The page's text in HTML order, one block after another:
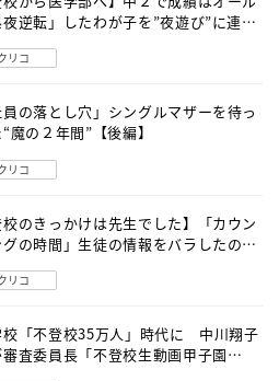
夜逆転」したわが子を”夜遊び”に連れ
リコ
員の落とし穴」シングルマザーを待っ
魔の２年間”【後編】
リコ
校のきっかけは先生でした】「カウン
の時間」生徒の情報をバラしたの
リコ
校「不登校35万人」時代に 中川翔子
審査委員長「不登校生動画甲子園